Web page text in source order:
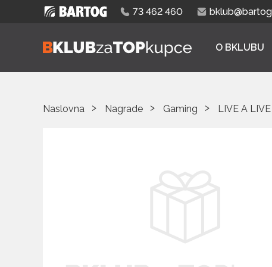
73 462 460
O BKLUBU
Naslovna Nagrade Gaming LIVE A